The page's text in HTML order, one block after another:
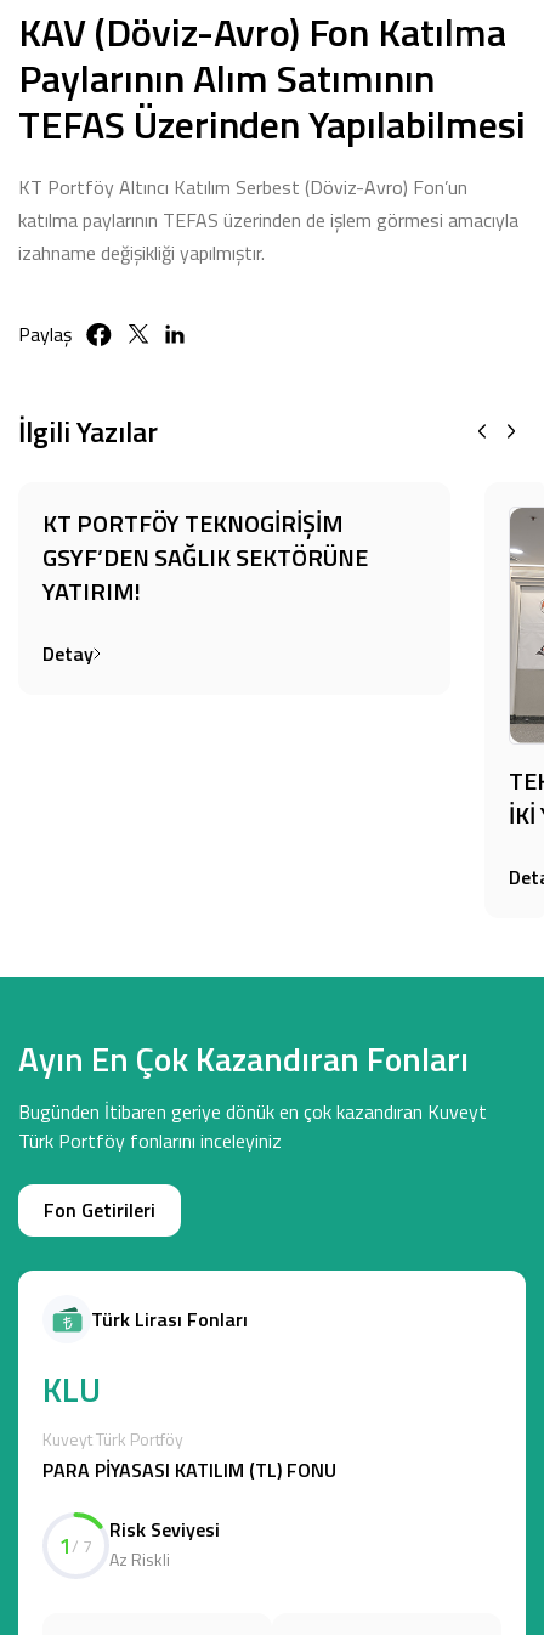
KAV (Döviz-Avro) Fon Katılma
Paylarının Alım Satımının
TEFAS Üzerinden Yapılabilmesi
KT Portföy Altıncı Katılım Serbest (Döviz-Avro) Fon’un
katılma paylarının TEFAS üzerinden de işlem görmesi amacıyla
izahname değişikliği yapılmıştır.
Paylaş
İlgili Yazılar
KT PORTFÖY TEKNOGİRİŞİM
GSYF’DEN SAĞLIK SEKTÖRÜNE
YATIRIM!
Detay
İKİ
Ayın En Çok Kazandıran Fonları
Bugünden İtibaren geriye dönük en çok kazandıran Kuveyt
Türk Portföy fonlarını inceleyiniz
Fon Getirileri
Türk Lirası Fonları
KLU
Kuveyt Türk Portföy
PARA PİYASASI KATILIM (TL) FONU
1/ 7
Risk Seviyesi
Az Riskli